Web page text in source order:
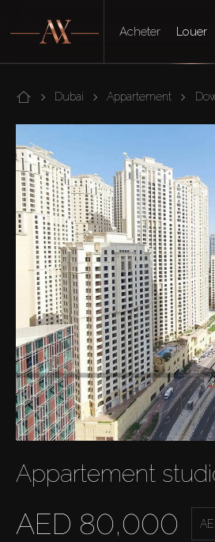
Acheter Louer
Dubai Appartement
Appartement
AED 80,000